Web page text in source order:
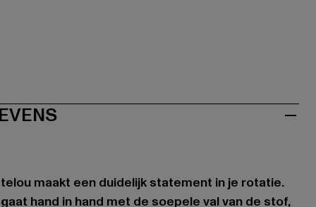
maakt een duidelijk statement in je rotatie.
hand in hand met de soepele val van de stof,